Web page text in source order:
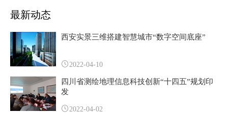
最新动态
西安实景三维搭建智慧城市“数字空间底座”
2022-04-10
四川省测绘地理信息科技创新“十四五”规划印
发
2022-04-02